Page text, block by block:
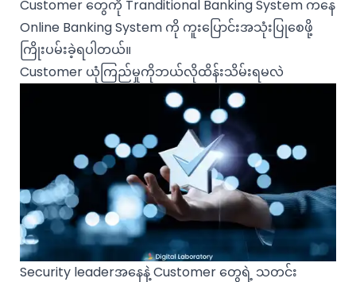
Customer တွေကို Tranditional Banking System ကနေ
Online Banking System ကို ကူးပြောင်းအသုံးပြုစေဖို့
ကြိုးပမ်းခဲ့ရပါတယ်။
Customer ယုံကြည်မှုကိုဘယ်လိုထိန်းသိမ်းရမလဲ
Security leaderအနေနဲ့ Customer တွေရဲ့ သတင်း